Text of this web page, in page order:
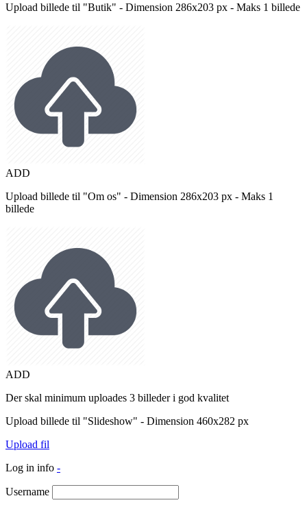
Upload billede til "Butik" - Dimension 286x203 px - Maks 1 billede
ADD
Upload billede til "Om os" - Dimension 286x203 px - Maks 1
billede
ADD
Der skal minimum uploades 3 billeder i god kvalitet
Upload billede til "Slideshow" - Dimension 460x282 px
Upload fil
Log in info -
Username